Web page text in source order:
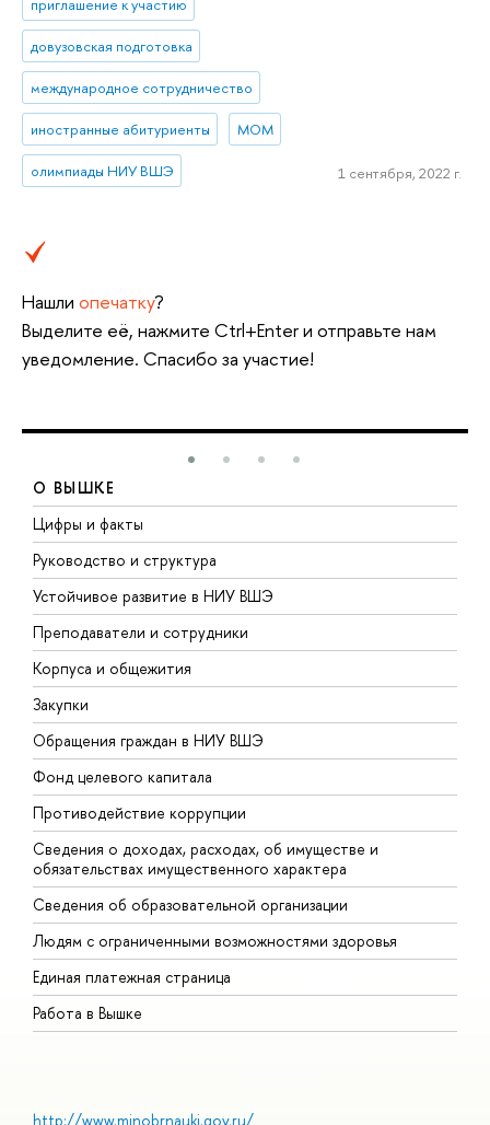
приглашение к участию
довузовская подготовка
международное сотрудничество
иностранные абитуриенты МОМ
олимпиады НИУ ВШЭ 1 сентября, 2022 г.
Нашли опечатку?
Выделите её, нажмите Ctrl+Enter и отправьте нам
уведомление. Спасибо за участие!
О ВЫШКЕ
Цифры и факты
Руководство и структура
Устойчивое развитие в НИУ ВШЭ
Преподаватели и сотрудники
Корпуса и общежития
Закупки
Обращения граждан в НИУ ВШЭ
Фонд целевого капитала
Противодействие коррупции
Сведения о доходах, расходах, об имуществе и
обязательствах имущественного характера
Сведения об образовательной организации
Людям с ограниченными возможностями здоровья
Единая платежная страница
Работа в Вышке
http://www.minobrnauki.gov.ru/